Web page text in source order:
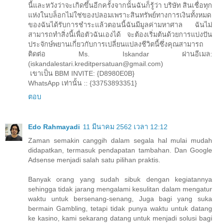
นี้และหวังว่าจะเกิดขึ้นอีกครั้งจากนั้นฉันก็รู้ว่า บริษัท สินเชื่อทุก
แห่งในบล็อกไม่ใช่ของปลอมเพราะสินทรัพย์ทางการเงินทั้งหมด
ของฉันได้รับการชำระแล้วตอนนี้ฉันมีมูลค่ามหาศาล ฉันไม่
สามารถทำสิ่งนี้เพื่อตัวฉันเองได้ จะต้องเริ่มต้นด้วยการแบ่งปัน
ประจักษ์พยานเกี่ยวกับการเปลี่ยนแปลงชีวิตนี้ซึ่งคุณสามารถ
ติดต่อ Ms. Iskandar ผ่านอีเมล:
(iskandalestari.kreditpersatuan@gmail.com)
เขาเป็น BBM INVITE: {D8980E0B}
WhatsApp เท่านั้น :: {33753893351}
ตอบ
Edo Rahmayadi 11 มีนาคม 2562 เวลา 12:12
Zaman semakin canggih dalam segala hal mulai mudah
didapatkan, termasuk pendapatan tambahan. Dan Google
Adsense menjadi salah satu pilihan praktis.
Banyak orang yang sudah sibuk dengan kegiatannya
sehingga tidak jarang mengalami kesulitan dalam mengatur
waktu untuk bersenang-senang, Juga bagi yang suka
bermain Gambling, tetapi tidak punya waktu untuk datang
ke kasino, kami sekarang datang untuk menjadi solusi bagi